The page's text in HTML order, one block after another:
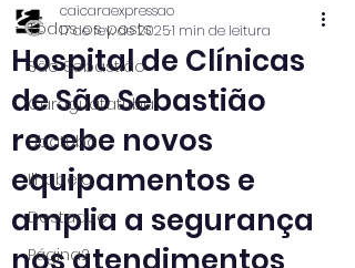
Todos os posts
São Sebastião
Caraguatatuba
Ubatuba
Ilhabela
Destaque
Página2
Hospital de Clínicas
de São Sebastião
recebe novos
equipamentos e
amplia a segurança
caicaraexpressao
17 de fev. de 20251 min de leitura